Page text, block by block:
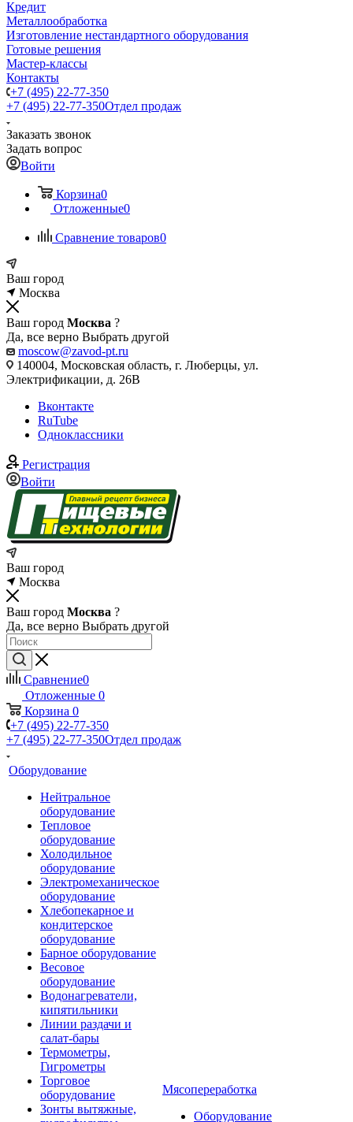
Кредит
Металлообработка
Изготовление нестандартного оборудования
Готовые решения
Мастер-классы
Контакты
+7 (495) 22-77-350
+7 (495) 22-77-350Отдел продаж
Заказать звонок
Задать вопрос
Войти
Корзина0
Отложенные0
Сравнение товаров0
Ваш город
Москва
Ваш город Москва ?
Да, все верно Выбрать другой
moscow@zavod-pt.ru
140004, Московская область, г. Люберцы, ул.
Электрификации, д. 26В
Вконтакте
RuTube
Одноклассники
Регистрация
Войти
Ваш город
Москва
Ваш город Москва ?
Да, все верно Выбрать другой
Сравнение0
Отложенные 0
Корзина 0
+7 (495) 22-77-350
+7 (495) 22-77-350Отдел продаж
Оборудование
Нейтральное
оборудование
Тепловое
оборудование
Холодильное
оборудование
Электромеханическое
оборудование
Хлебопекарное и
кондитерское
оборудование
Барное оборудование
Весовое
оборудование
Водонагреватели,
кипятильники
Линии раздачи и
салат-бары
Термометры,
Гигрометры
Торговое
оборудование
Зонты вытяжные,
Мясопереработка
Оборудование